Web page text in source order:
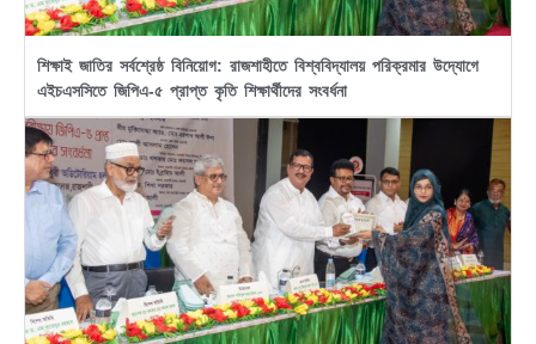
শিক্ষাই জাতির সর্বশ্রেষ্ঠ বিনিয়োগ: রাজশাহীতে বিশ্ববিদ্যালয় পরিক্রমার উদ্যোগে
এইচএসসিতে জিপিএ-৫ প্রাপ্ত কৃতি শিক্ষার্থীদের সংবর্ধনা